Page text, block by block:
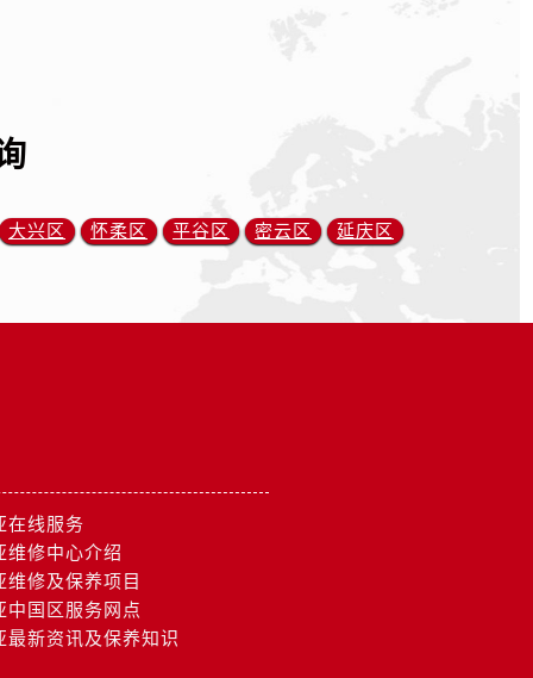
大兴区 怀柔区 平谷区 密云区 延庆区
在线服务
维修中心介绍
维修及保养项目
中国区服务网点
最新资讯及保养知识